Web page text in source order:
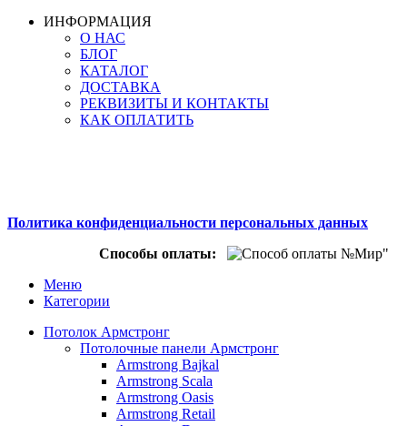
ИНФОРМАЦИЯ
О НАС
БЛОГ
КАТАЛОГ
ДОСТАВКА
РЕКВИЗИТЫ И КОНТАКТЫ
КАК ОПЛАТИТЬ
Политика конфиденциальности персональных данных
Способы оплаты:
Меню
Категории
Потолок Армстронг
Потолочные панели Армстронг
Armstrong Bajkal
Armstrong Scala
Armstrong Oasis
Armstrong Retail